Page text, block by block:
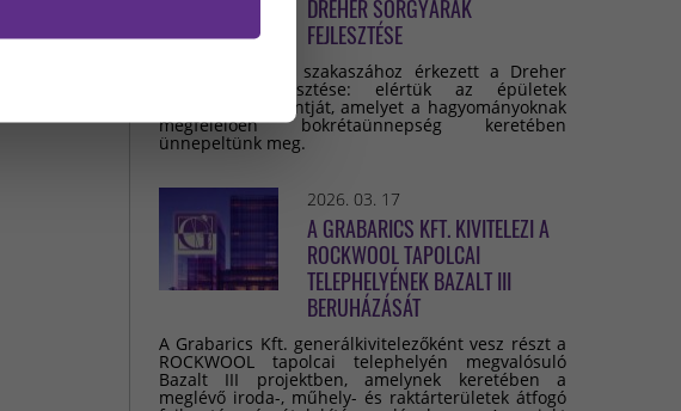
DREHER SÖRGYÁRAK
FEJLESZTÉSE
Újabb látványos szakaszához érkezett a Dreher
Sörgyárak fejlesztése: elértük az épületek
legmagasabb pontját, amelyet a hagyományoknak
megfelelően bokrétaünnepség keretében
ünnepeltünk meg.
2026. 03. 17
A GRABARICS KFT. KIVITELEZI A
ROCKWOOL TAPOLCAI
TELEPHELYÉNEK BAZALT III
BERUHÁZÁSÁT
A Grabarics Kft. generálkivitelezőként vesz részt a
ROCKWOOL tapolcai telephelyén megvalósuló
Bazalt III projektben, amelynek keretében a
meglévő iroda-, műhely- és raktárterületek átfogó